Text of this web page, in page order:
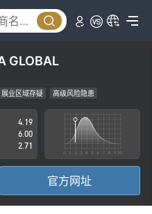
GLOBAL
展业区域存疑 高级风险隐患
4.19
6.00
2.71
官方网址